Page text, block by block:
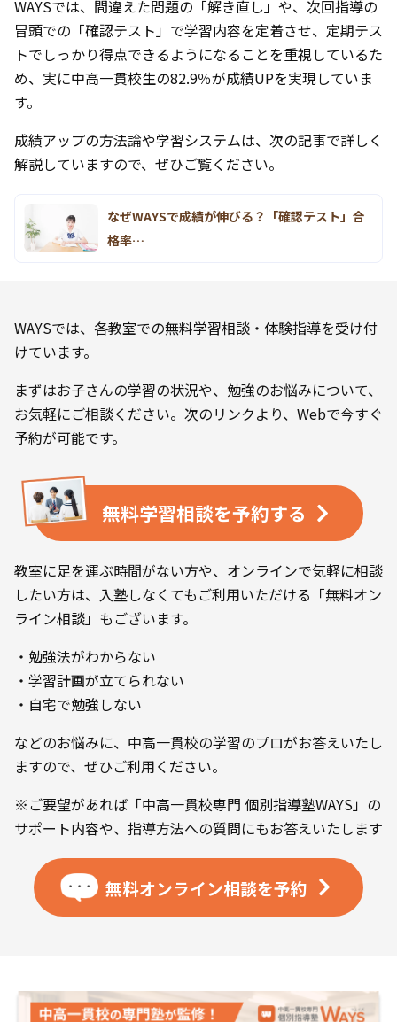
WAYSでは、間違えた問題の「解き直し」や、次回指導の
冒頭での「確認テスト」で学習内容を定着させ、定期テス
トでしっかり得点できるようになることを重視しているた
め、実に中高一貫校生の82.9％が成績UPを実現していま
す。
成績アップの方法論や学習システムは、次の記事で詳しく
解説していますので、ぜひご覧ください。
なぜWAYSで成績が伸びる？「確認テスト」合
格率…
WAYSでは、各教室での無料学習相談・体験指導を受け付
けています。
まずはお子さんの学習の状況や、勉強のお悩みについて、
お気軽にご相談ください。次のリンクより、Webで今すぐ
予約が可能です。
無料学習相談を予約する
教室に足を運ぶ時間がない方や、オンラインで気軽に相談
したい方は、入塾しなくてもご利用いただける「無料オン
ライン相談」もございます。
・勉強法がわからない
・学習計画が立てられない
・自宅で勉強しない
などのお悩みに、中高一貫校の学習のプロがお答えいたし
ますので、ぜひご利用ください。
※ご要望があれば「中高一貫校専門 個別指導塾WAYS」の
サポート内容や、指導方法への質問にもお答えいたします
無料オンライン相談を予約